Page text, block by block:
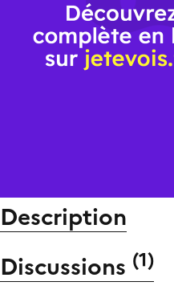
Description
Discussions (1)